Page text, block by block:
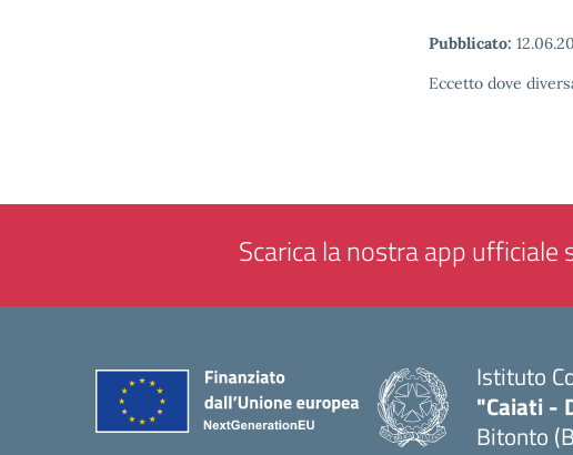
Pubblicato:
Eccetto dove
Scarica la nostra app ufficiale
Istituto
"Caiati -
Bitonto